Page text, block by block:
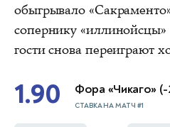
обыгрывало
сопернику
гости снова переиграют
1.90 Фора «Чикаго» (-
СТАВКА НА МАТЧ #1